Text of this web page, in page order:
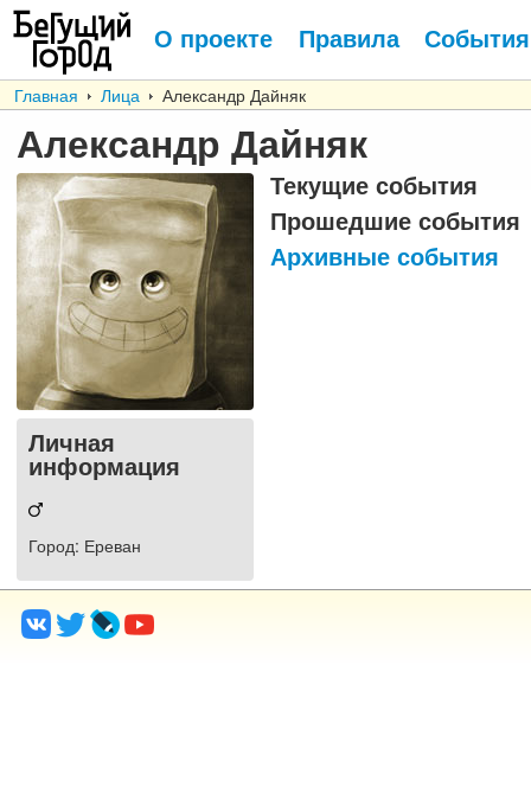
О проекте Правила События
Главная Лица Александр Дайняк
Александр Дайняк
Личная
информация
Город: Ереван
Текущие события
Прошедшие события
Архивные события